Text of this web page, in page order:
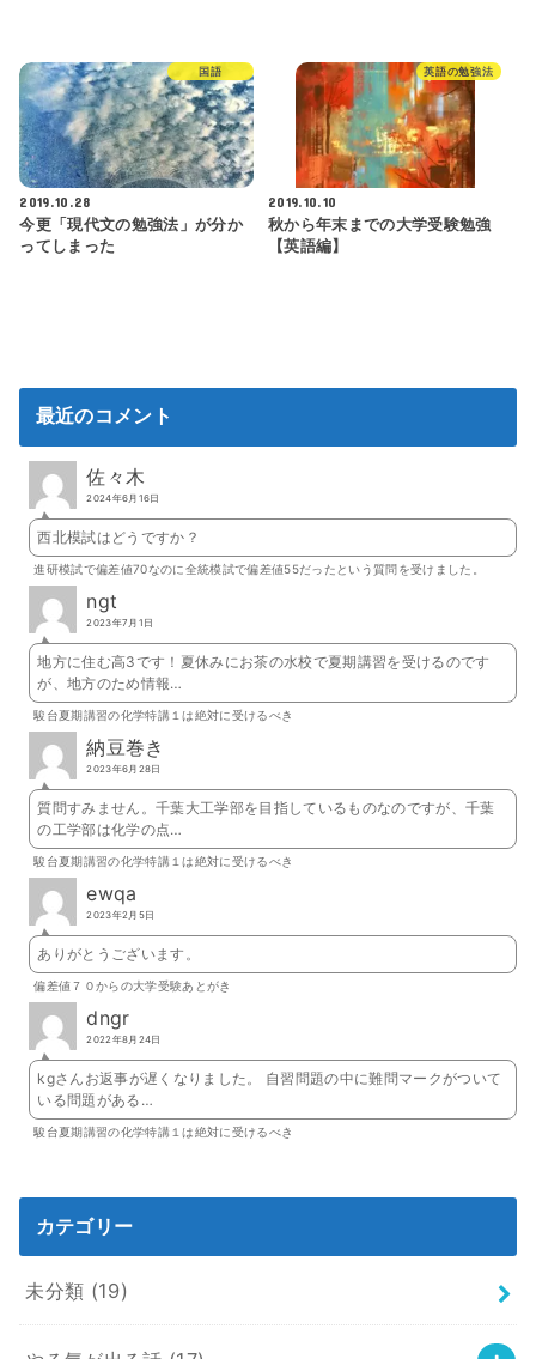
国語
2019.10.28
今更「現代文の勉強法」が分か
ってしまった
英語の勉強法
2019.10.10
秋から年末までの大学受験勉強
【英語編】
最近のコメント
佐々木
2024年6月16日
西北模試はどうですか？
進研模試で偏差値70なのに全統模試で偏差値55だったという質問を受けました。
ngt
2023年7月1日
地方に住む高3です！夏休みにお茶の水校で夏期講習を受けるのです
が、地方のため情報…
駿台夏期講習の化学特講１は絶対に受けるべき
納豆巻き
2023年6月28日
質問すみません。千葉大工学部を目指しているものなのですが、千葉
の工学部は化学の点…
駿台夏期講習の化学特講１は絶対に受けるべき
ewqa
2023年2月5日
ありがとうございます。
偏差値７０からの大学受験あとがき
dngr
2022年8月24日
kgさんお返事が遅くなりました。 自習問題の中に難問マークがついて
いる問題がある…
駿台夏期講習の化学特講１は絶対に受けるべき
カテゴリー
未分類 (19)